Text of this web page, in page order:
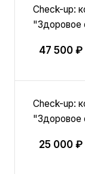
Check-up:
"Здоровое
47 500 ₽
Check-up:
"Здоровое
25 000 ₽